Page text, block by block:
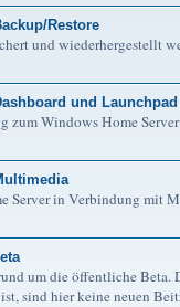
Restore
und wiederhergestellt
und Launchpad
zum Windows Home Server
Server in Verbindung mit
um die öffentliche Beta.
sind hier keine neuen